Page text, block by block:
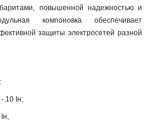
повышенной надежностью и
компоновка обеспечивает
защиты электросетей разной
- 10 Iн;